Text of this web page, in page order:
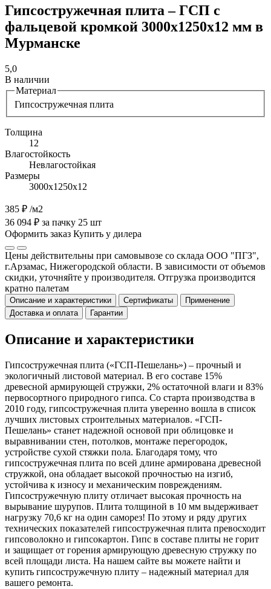
Гипсостружечная плита – ГСП с
фальцевой кромкой 3000х1250х12 мм в
Мурманске
5,0
В наличии
Материал
Гипсостружечная плита
Толщина
12
Влагостойкость
Невлагостойкая
Размеры
3000х1250х12
385 ₽ /м2
36 094 ₽ за пачку 25 шт
Оформить заказ Купить у дилера
Цены действительны при самовывозе со склада ООО "ПГЗ",
г.Арзамас, Нижегородской области. В зависимости от объемов
скидки, уточняйте у производителя. Отгрузка производится
кратно палетам
Описание и характеристики Сертификаты
Применение
Доставка и оплата
Гарантии
Описание и характеристики
Гипсостружечная плита («ГСП-Пешелань») – прочный и
экологичный листовой материал. В его составе 15%
древесной армирующей стружки, 2% остаточной влаги и 83%
первосортного природного гипса. Со старта производства в
2010 году, гипсостружечная плита уверенно вошла в список
лучших листовых строительных материалов. «ГСП-
Пешелань» станет надежной основой при облицовке и
выравнивании стен, потолков, монтаже перегородок,
устройстве сухой стяжки пола. Благодаря тому, что
гипсостружечная плита по всей длине армирована древесной
стружкой, она обладает высокой прочностью на изгиб,
устойчива к износу и механическим повреждениям.
Гипсостружечную плиту отличает высокая прочность на
вырывание шурупов. Плита толщиной в 10 мм выдерживает
нагрузку 70,6 кг на один саморез! По этому и ряду других
технических показателей гипсостружечная плита превосходит
гипсоволокно и гипсокартон. Гипс в составе плиты не горит
и защищает от горения армирующую древесную стружку по
всей площади листа. На нашем сайте вы можете найти и
купить гипсостружечную плиту – надежный материал для
вашего ремонта.